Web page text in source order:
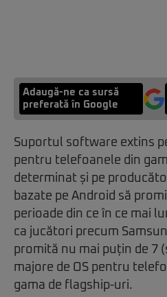
Adaugă-ne ca sursă
preferată în Google
Suportul software extins
pentru telefoanele din
determinat și pe
bazate pe Android să
perioade din ce în ce mai
ca jucători precum
promită nu mai puțin de 7
majore de OS pentru
gama de flagship-uri.